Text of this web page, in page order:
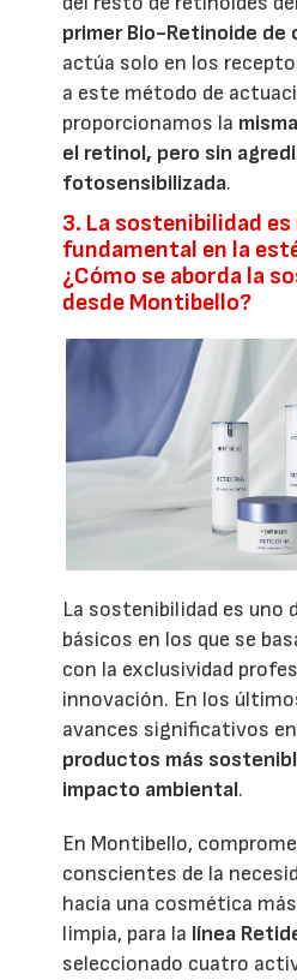
primer Bio-Retinoide de
actúa solo en los
a este método de
proporcionamos la
el retinol, pero sin
fotosensibilizada.
3. La sostenibilidad
fundamental en la
¿Cómo se aborda la
desde Montibello?
La sostenibilidad es uno
básicos en los que se
con la exclusividad
innovación. En los
avances significativos
productos más
impacto ambiental.
En Montibello,
conscientes de la
hacia una cosmética
limpia, para la línea
seleccionado cuatro